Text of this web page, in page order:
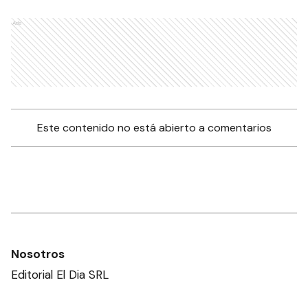
Ads
Este contenido no está abierto a comentarios
Nosotros
Editorial El Dia SRL